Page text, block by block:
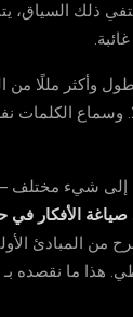
ذلك السياق،
وأكثر مللًا من
وسماع الكلمات
إلى شيء
صياغة الأفكار في
من المبادئ
هذا ما نقصده